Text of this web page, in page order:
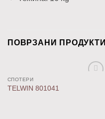
ПОВРЗАНИ ПРОДУКТИ
СПОТЕРИ
TELWIN 801041